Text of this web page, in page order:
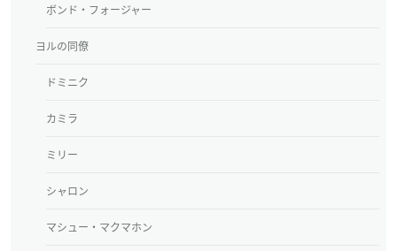
ボンド・フォージャー
ヨルの同僚
ドミニク
カミラ
ミリー
シャロン
マシュー・マクマホン